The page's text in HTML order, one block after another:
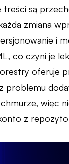
treści są
zmiana
i
co czyni je
oferuje
problemu
więc
z